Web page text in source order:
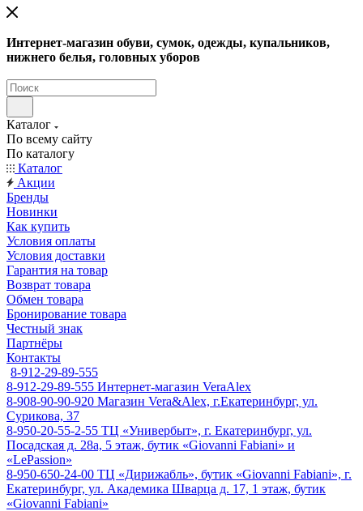
Интернет-магазин обуви, сумок, одежды, купальников,
нижнего белья, головных уборов
Каталог
По всему сайту
По каталогу
Каталог
Акции
Бренды
Новинки
Как купить
Условия оплаты
Условия доставки
Гарантия на товар
Возврат товара
Обмен товара
Бронирование товара
Честный знак
Партнёры
Контакты
8-912-29-89-555
8-912-29-89-555 Интернет-магазин VeraAlex
8-908-90-90-920 Магазин Vera&Alex, г.Екатеринбург, ул.
Сурикова, 37
8-950-20-55-2-55 ТЦ «Универбыт», г. Екатеринбург, ул.
Посадская д. 28а, 5 этаж, бутик «Giovanni Fabiani» и
«LePassion»
8-950-650-24-00 ТЦ «Дирижабль», бутик «Giovanni Fabiani», г.
Екатеринбург, ул. Академика Шварца д. 17, 1 этаж, бутик
«Giovanni Fabiani»